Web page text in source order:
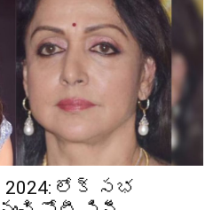
2024: లోక్ సభ